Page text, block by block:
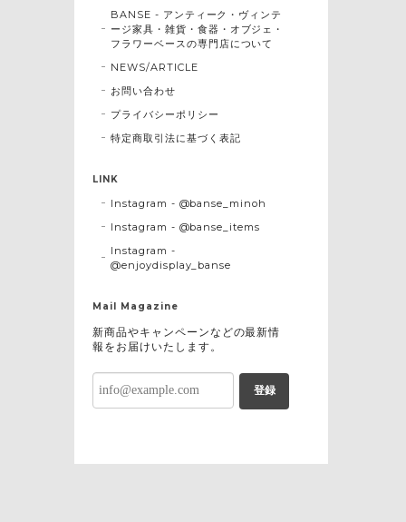
BANSE - アンティーク・ヴィンテ
ージ家具・雑貨・食器・オブジェ・
フラワーベースの専門店について
NEWS/ARTICLE
お問い合わせ
プライバシーポリシー
特定商取引法に基づく表記
LINK
Instagram - @banse_minoh
Instagram - @banse_items
Instagram -
@enjoydisplay_banse
Mail Magazine
新商品やキャンペーンなどの最新情
報をお届けいたします。
登録